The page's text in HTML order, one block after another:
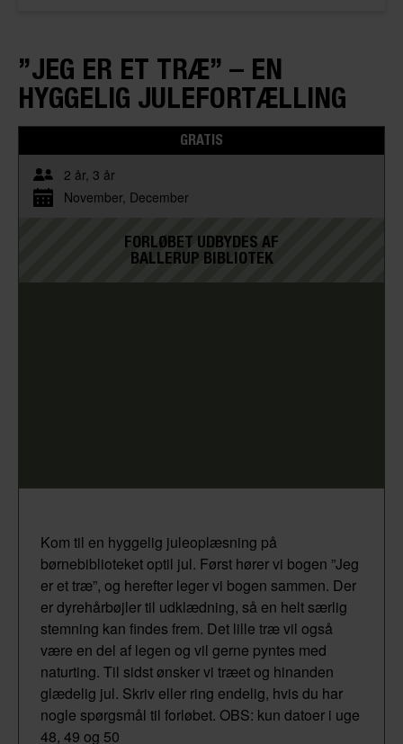
”JEG ER ET TRÆ” – EN
HYGGELIG JULEFORTÆLLING
GRATIS
2 år 3 år
November December
FORLØBET UDBYDES AF
BALLERUP BIBLIOTEK
Kom til en hyggelig juleoplæsning på
børnebiblioteket optil jul. Først hører vi bogen ”Jeg
er et træ”, og herefter leger vi bogen sammen. Der
er dyrehårbøjler til udklædning, så en helt særlig
stemning kan findes frem. Det lille træ vil også
være en del af legen og vil gerne pyntes med
naturting. Til sidst ønsker vi træet og hinanden
glædelig jul. Skriv eller ring endelig, hvis du har
nogle spørgsmål til forløbet. OBS: kun datoer i uge
48, 49 og 50